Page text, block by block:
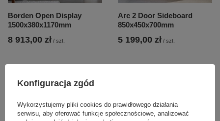
Borden Open Display
1500x380x1170mm
8 913,00 zł / szt.
Arc 2 Door Sideboard
850x450x700mm
5 199,00 zł / szt.
Konfiguracja zgód
Wykorzystujemy pliki cookies do prawidłowego działania
serwisu, aby oferować funkcje społecznościowe, analizować